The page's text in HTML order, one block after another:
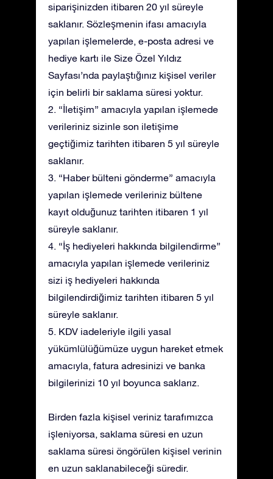
siparişinizden itibaren 20 yıl süreyle
saklanır. Sözleşmenin ifası amacıyla
yapılan işlemelerde, e-posta adresi ve
hediye kartı ile Size Özel Yıldız
Sayfası’nda paylaştığınız kişisel veriler
için belirli bir saklama süresi yoktur.
2. “İletişim” amacıyla yapılan işlemede
verileriniz sizinle son iletişime
geçtiğimiz tarihten itibaren 5 yıl süreyle
saklanır.
3. “Haber bülteni gönderme” amacıyla
yapılan işlemede verileriniz bültene
kayıt olduğunuz tarihten itibaren 1 yıl
süreyle saklanır.
4. “İş hediyeleri hakkında bilgilendirme”
amacıyla yapılan işlemede verileriniz
sizi iş hediyeleri hakkında
bilgilendirdiğimiz tarihten itibaren 5 yıl
süreyle saklanır.
5. KDV iadeleriyle ilgili yasal
yükümlülüğümüze uygun hareket etmek
amacıyla, fatura adresinizi ve banka
bilgilerinizi 10 yıl boyunca saklarız.
Birden fazla kişisel veriniz tarafımızca
işleniyorsa, saklama süresi en uzun
saklama süresi öngörülen kişisel verinin
en uzun saklanabileceği süredir.